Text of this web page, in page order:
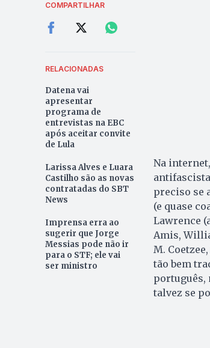
COMPARTILHAR
RELACIONADAS
Datena vai
apresentar
programa de
entrevistas na EBC
após aceitar convite
de Lula
Larissa Alves e Luara
Castilho são as novas
contratadas do SBT
News
Imprensa erra ao
sugerir que Jorge
Messias pode não ir
para o STF; ele vai
ser ministro
Na
preciso se
(e quase
Lawrence
Amis,
M.
tão bem
português,
talvez se